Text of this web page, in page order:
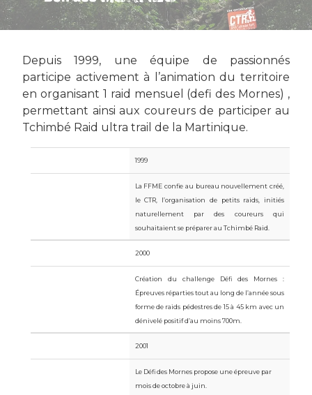
Depuis 1999, une équipe de passionnés
participe activement à l’animation du territoire
en organisant 1 raid mensuel (defi des Mornes) ,
permettant ainsi aux coureurs de participer au
Tchimbé Raid ultra trail de la Martinique.
1999
La FFME confie au bureau nouvellement créé,
le CTR, l’organisation de petits raids, initiés
naturellement par des coureurs qui
souhaitaient se préparer au Tchimbé Raid.
2000
Création du challenge Défi des Mornes :
Épreuves répartiestout au long de l’année sous
forme de raids pédestresde 15à 45 km avec un
dénivelé positif d’au moins700m.
2001
Le Défi des Mornes propose une épreuve par
mois de octobre à juin.